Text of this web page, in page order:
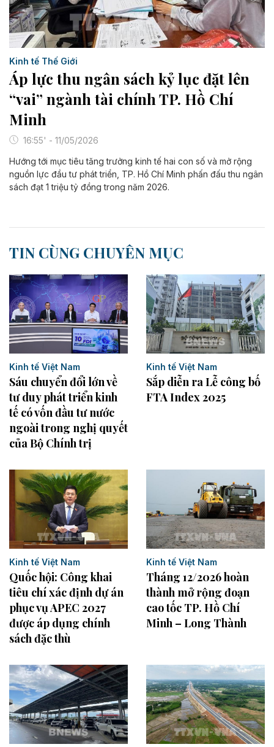
Kinh tế Thế Giới
Áp lực thu ngân sách kỷ lục đặt lên
“vai” ngành tài chính TP. Hồ Chí
Minh
16:55' - 11/05/2026
Hướng tới mục tiêu tăng trưởng kinh tế hai con số và mở rộng
nguồn lực đầu tư phát triển, TP. Hồ Chí Minh phấn đấu thu ngân
sách đạt 1 triệu tỷ đồng trong năm 2026.
TIN CÙNG CHUYÊN MỤC
Kinh tế Việt Nam
Sáu chuyển đổi lớn về
tư duy phát triển kinh
tế có vốn đầu tư nước
ngoài trong nghị quyết
của Bộ Chính trị
Kinh tế Việt Nam
Sắp diễn ra Lễ công bố
FTA Index 2025
Kinh tế Việt Nam
Quốc hội: Công khai
tiêu chí xác định dự án
phục vụ APEC 2027
được áp dụng chính
sách đặc thù
Kinh tế Việt Nam
Tháng 12/2026 hoàn
thành mở rộng đoạn
cao tốc TP. Hồ Chí
Minh – Long Thành